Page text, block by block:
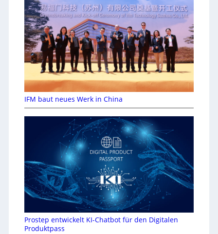
IFM baut neues Werk in China
Prostep entwickelt KI-Chatbot für den Digitalen
Produktpass